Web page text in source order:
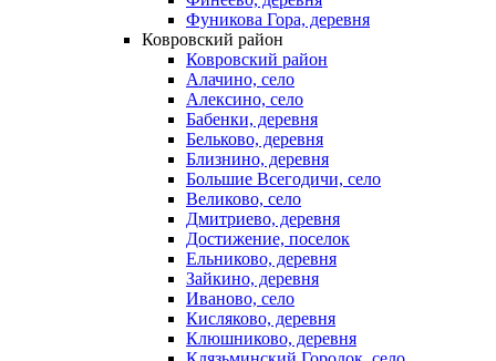
Фуникова Гора, деревня
Ковровский район
Ковровский район
Алачино, село
Алексино, село
Бабенки, деревня
Бельково, деревня
Близнино, деревня
Большие Всегодичи, село
Великово, село
Дмитриево, деревня
Достижение, поселок
Ельниково, деревня
Зайкино, деревня
Иваново, село
Кисляково, деревня
Клюшниково, деревня